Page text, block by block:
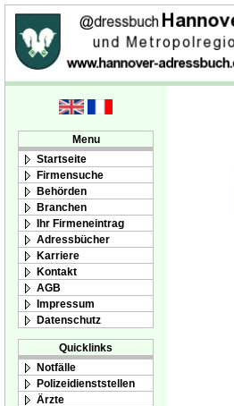
Menu
Startseite
Firmensuche
Behörden
Branchen
Ihr Firmeneintrag
Adressbücher
Karriere
Kontakt
AGB
Impressum
Datenschutz
Quicklinks
Notfälle
Polizeidienststellen
Ärzte